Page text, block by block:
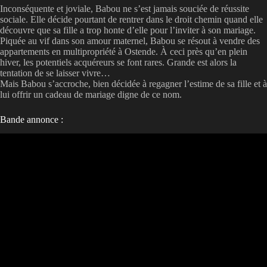
Inconséquente et joviale, Babou ne s’est jamais souciée de réussite
sociale. Elle décide pourtant de rentrer dans le droit chemin quand elle
découvre que sa fille a trop honte d’elle pour l’inviter à son mariage.
Piquée au vif dans son amour maternel, Babou se résout à vendre des
appartements en multipropriété à Ostende. À ceci près qu’en plein
hiver, les potentiels acquéreurs se font rares. Grande est alors la
tentation de se laisser vivre…
Mais Babou s’accroche, bien décidée à regagner l’estime de sa fille et à
lui offrir un cadeau de mariage digne de ce nom.
Bande annonce :